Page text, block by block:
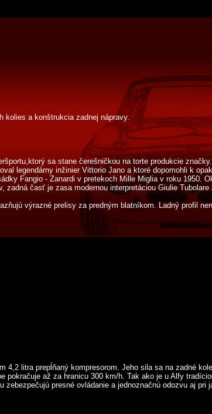
kolies a konštrukcia zadnej nápravy.
sa stane čerešničkou na torte produkcie
legendárny inžinier Vittorio Jano a ktoré dopomohli k
Fangio - Zanardi v pretekoch Mille Miglia v roku 1950.
časť je zasa modernou interpretáciou Giulie Tubolare
výrazné prelisy za predným blatníkom. Ladný profil
litra prepĺňaný kompresorom. Jeho sila sa na zadné
až za hranicu 300 km/h. Tak ako je u Alfy
presné ovládanie a jednoznačnú odozvu aj